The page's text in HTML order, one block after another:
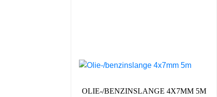
OLIE-/BENZINSLANGE 4X7MM 5M